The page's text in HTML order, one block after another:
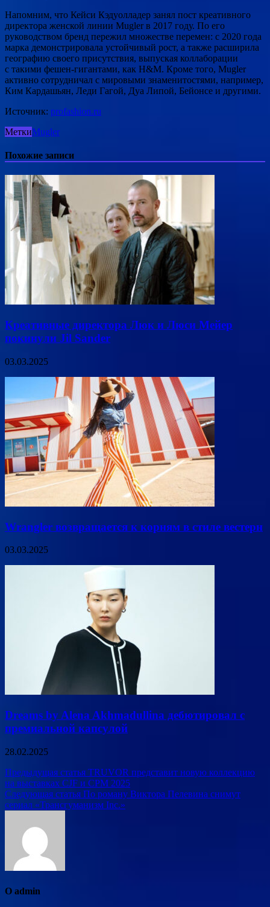
Напомним, что Кейси Кэдуолладер занял пост креативного
директора женской линии Mugler в 2017 году. По его
руководством бренд пережил множестве перемен: с 2020 года
марка демонстрировала устойчивый рост, а также расширила
географию своего присутствия, выпуская коллаборации
с такими фешен-гигантами, как H&M. Кроме того, Mugler
активно сотрудничал с мировыми знаменитостями, например,
Ким Кардашьян, Леди Гагой, Дуа Липой, Бейонсе и другими.
Источник: profashion.ru
МеткиMugler
Похожие записи
Креативные директора Люк и Люси Мейер
покинули Jil Sander
03.03.2025
Wrangler возвращается к корням в стиле вестерн
03.03.2025
Dreams by Alena Akhmadullina дебютировал с
премиальной капсулой
28.02.2025
Навигация
по
записям
Предыдущая статья TRUVOR представит новую коллекцию
на выставках CJF и CPM 2025
Следующая статья По роману Виктора Пелевина снимут
сериал «Трансгуманизм Inc.»
О admin